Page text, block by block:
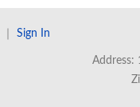
Sign In
Address: